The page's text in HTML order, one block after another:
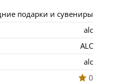
подарки и сувениры
alc
ALC
alc
0